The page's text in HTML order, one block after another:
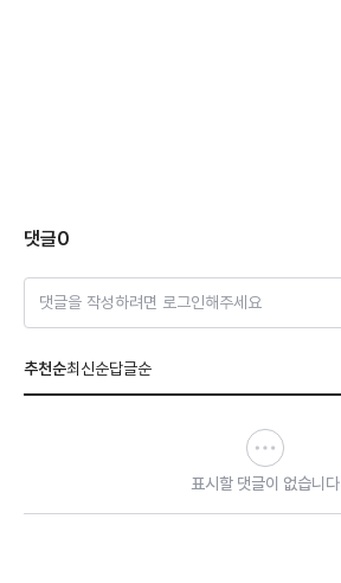
댓글0
댓글을 작성하려면 로그인해주세요
추천순최신순답글순
표시할 댓글이 없습니다